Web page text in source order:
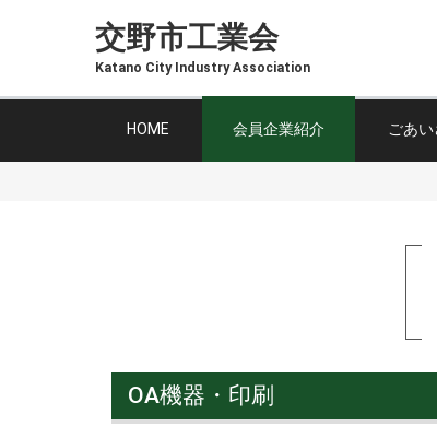
交野市工業会
Katano City Industry Association
HOME 会員企業紹介 ごあ
OA機器・印刷